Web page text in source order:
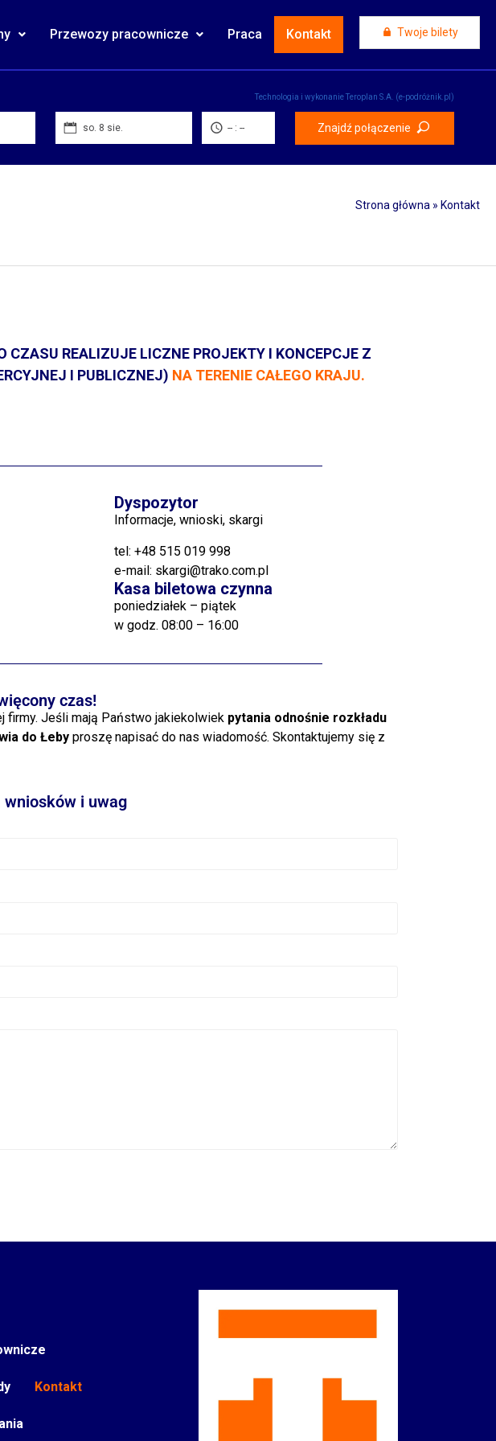
Przewozy pracownicze Praca Kontakt Twoje bilety
Technologia i wykonanieTeroplan S.A. (e-podróżnik.pl)
so. 8 sie. -- : -- Znajdź połączenie
Strona główna » Kontakt
CZASU REALIZUJE LICZNE PROJEKTY I KONCEPCJE Z
I PUBLICZNEJ) NA TERENIE CAŁEGO KRAJU.
Dyspozytor
Informacje, wnioski, skargi
tel: +48 515 019 998
e-mail: skargi@trako.com.pl
Kasa biletowa czynna
poniedziałek – piątek
w godz. 08:00 – 16:00
czas!
firmy. Jeśli mają Państwo jakiekolwiek pytania odnośnie rozkładu
do Łeby proszę napisać do nas wiadomość. Skontaktujemy się z
wniosków i uwag
Kontakt